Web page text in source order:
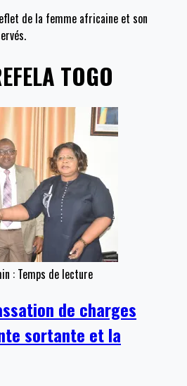
de la femme africaine et son
TOGO
: Temps de lecture
de charges
sortante et la